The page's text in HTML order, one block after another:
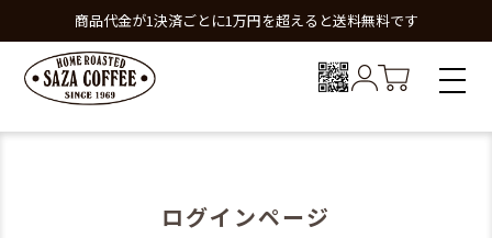
商品代金が1決済ごとに1万円を超えると送料無料です
ログインページ